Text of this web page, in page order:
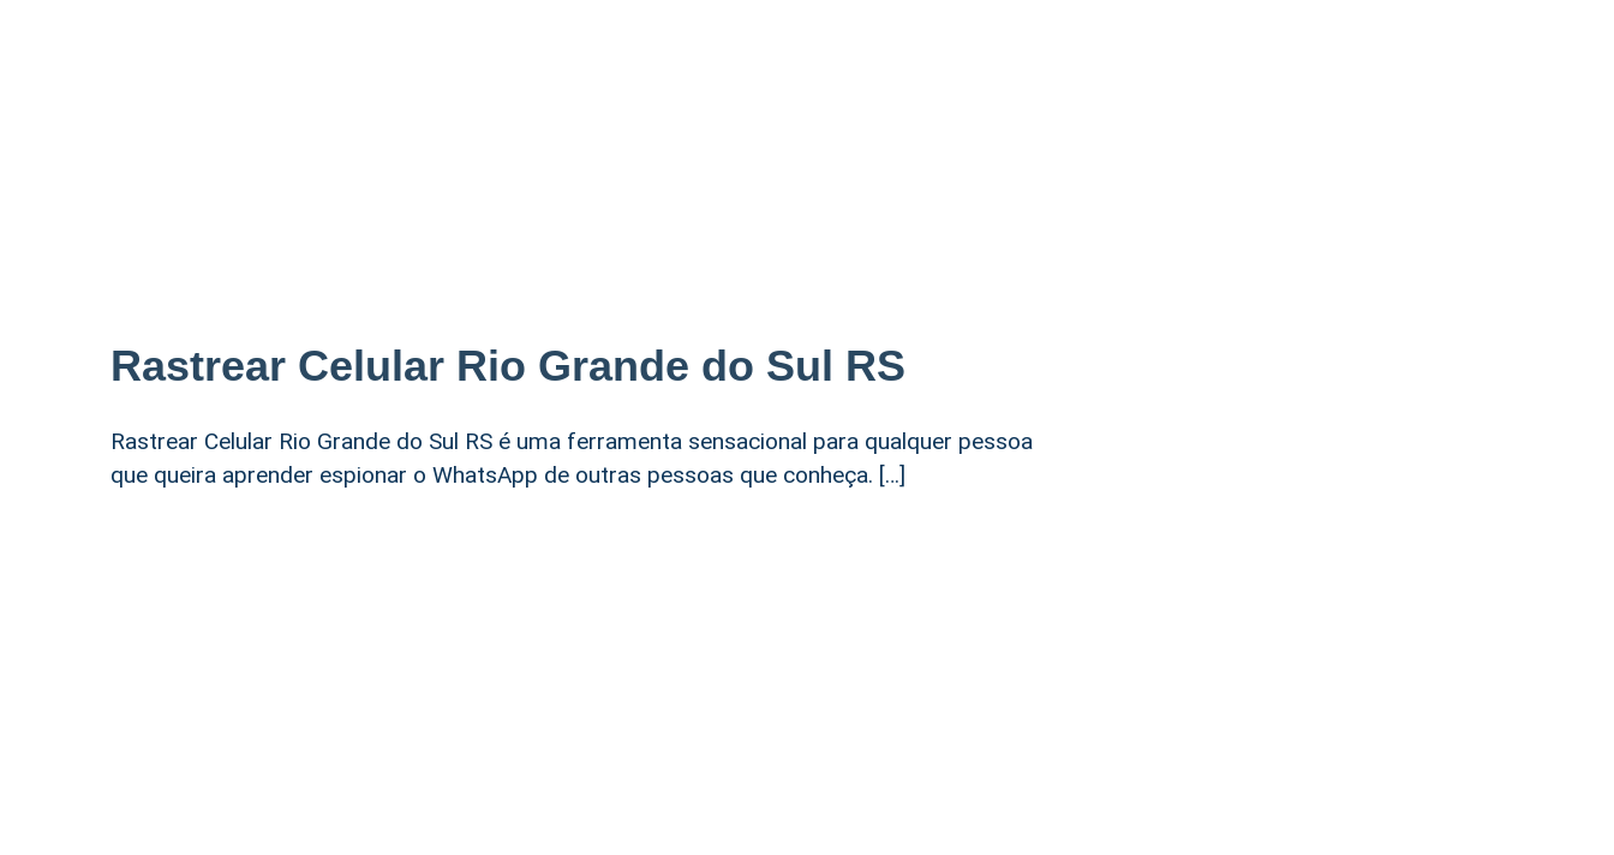
Rastrear Celular Rio Grande do Sul RS
Rastrear Celular Rio Grande do Sul RS é uma ferramenta sensacional para qualquer pessoa
que queira aprender espionar o WhatsApp de outras pessoas que conheça. […]